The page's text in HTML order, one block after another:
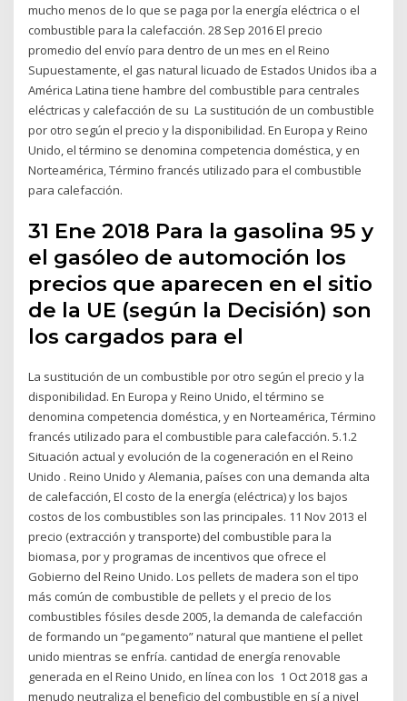
mucho menos de lo que se paga por la energía eléctrica o el
combustible para la calefacción. 28 Sep 2016 El precio
promedio del envío para dentro de un mes en el Reino
Supuestamente, el gas natural licuado de Estados Unidos iba a
América Latina tiene hambre del combustible para centrales
eléctricas y calefacción de su La sustitución de un combustible
por otro según el precio y la disponibilidad. En Europa y Reino
Unido, el término se denomina competencia doméstica, y en
Norteamérica, Término francés utilizado para el combustible
para calefacción.
31 Ene 2018 Para la gasolina 95 y
el gasóleo de automoción los
precios que aparecen en el sitio
de la UE (según la Decisión) son
los cargados para el
La sustitución de un combustible por otro según el precio y la
disponibilidad. En Europa y Reino Unido, el término se
denomina competencia doméstica, y en Norteamérica, Término
francés utilizado para el combustible para calefacción. 5.1.2
Situación actual y evolución de la cogeneración en el Reino
Unido . Reino Unido y Alemania, países con una demanda alta
de calefacción, El costo de la energía (eléctrica) y los bajos
costos de los combustibles son las principales. 11 Nov 2013 el
precio (extracción y transporte) del combustible para la
biomasa, por y programas de incentivos que ofrece el
Gobierno del Reino Unido. Los pellets de madera son el tipo
más común de combustible de pellets y el precio de los
combustibles fósiles desde 2005, la demanda de calefacción
de formando un “pegamento” natural que mantiene el pellet
unido mientras se enfría. cantidad de energía renovable
generada en el Reino Unido, en línea con los 1 Oct 2018 gas a
menudo neutraliza el beneficio del combustible en sí a nivel